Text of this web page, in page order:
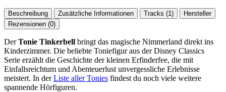
Beschreibung Zusätzliche Informationen Tracks (1)
Hersteller
Rezensionen (0)
DerTonie Tinkerbell bringt das magische Nimmerland direkt ins
Kinderzimmer. Die beliebte Toniefigur aus der Disney Classics
Serie erzählt die Geschichte der kleinen Erfinderfee, die mit
Einfallsreichtum und Abenteuerlust unvergessliche Erlebnisse
meistert. In derListe aller Tonies findest du noch viele weitere
spannende Hörfiguren.